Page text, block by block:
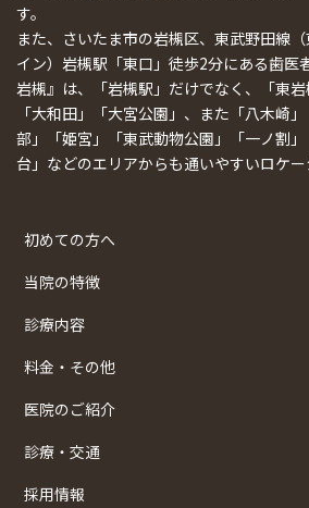
す。
また、さいたま市の岩槻区、東武野田線
イン）岩槻駅「東口」徒歩2分にある歯医
岩槻』は、「岩槻駅」だけでなく、「東岩
「大和田」「大宮公園」、また「八木崎
部」「姫宮」「東武動物公園」「一ノ割
台」などのエリアからも通いやすいロケー
初めての方へ
当院の特徴
診療内容
料金・その他
医院のご紹介
診療・交通
採用情報